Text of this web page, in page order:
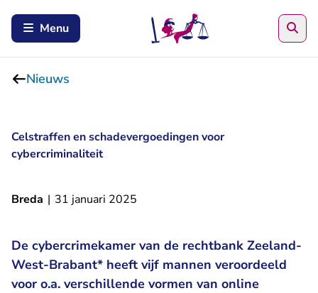
Menu
Nieuws
Celstraffen en schadevergoedingen voor
cybercriminaliteit
Breda | 31 januari 2025
De cybercrimekamer van de rechtbank Zeeland-
West-Brabant* heeft vijf mannen veroordeeld
voor o.a. verschillende vormen van online